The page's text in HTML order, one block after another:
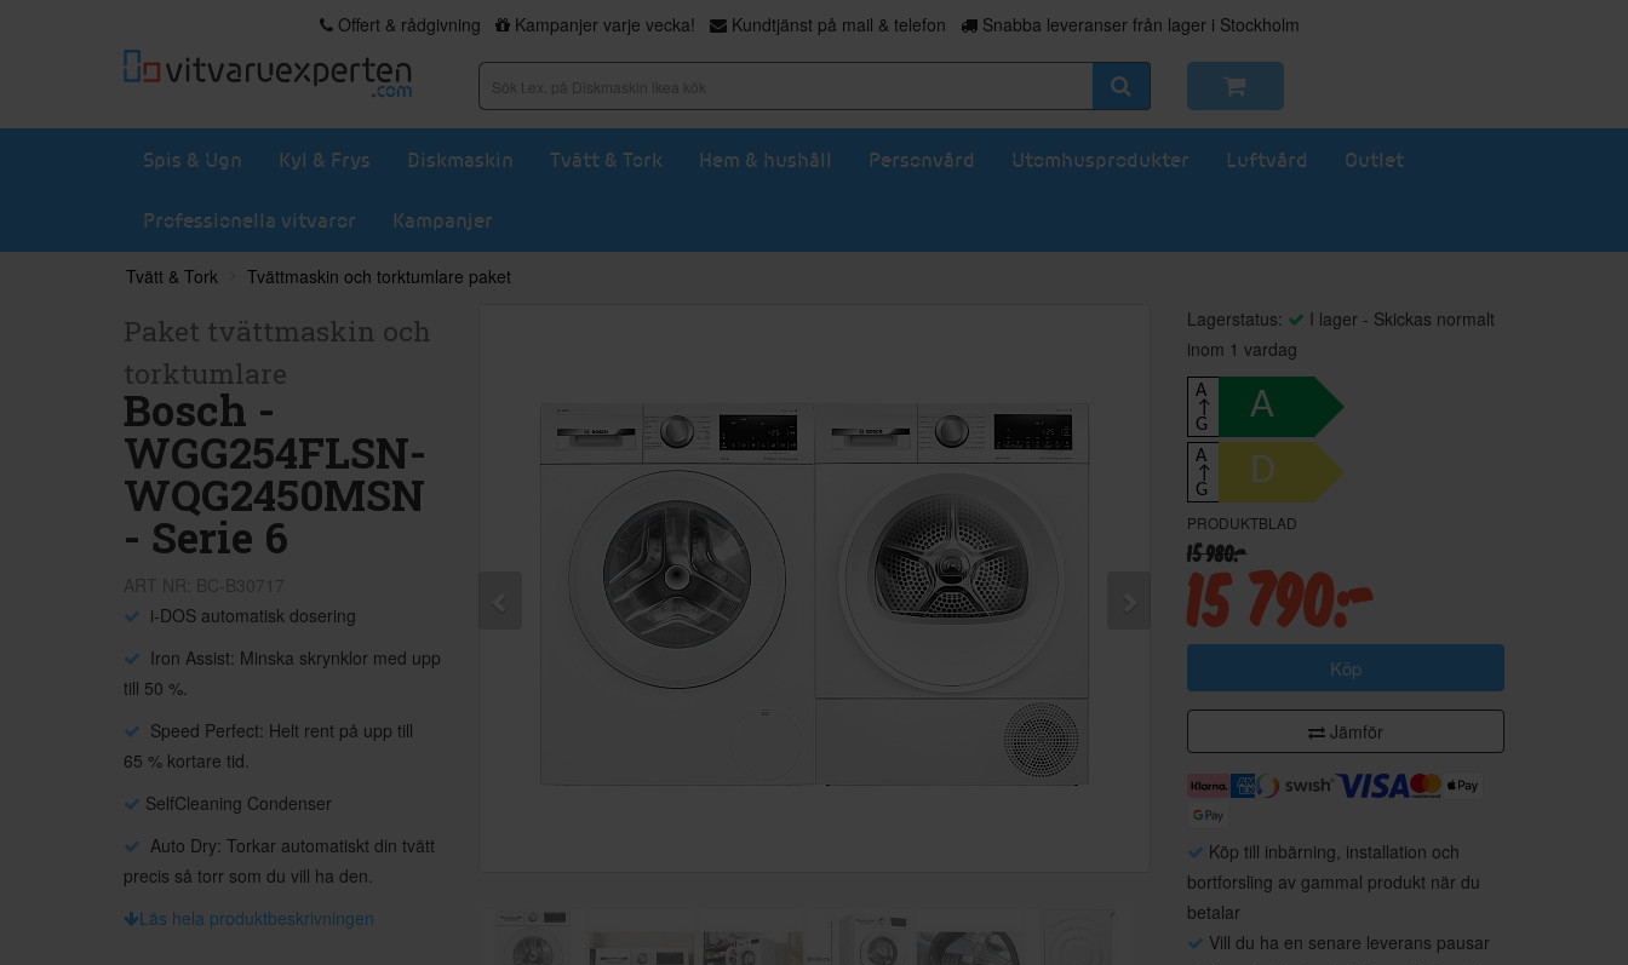
Offert & rådgivning Kampanjer varje vecka! Kundtjänst på mail & telefon Snabba leveranser från lager i Stockholm
Spis & Ugn Kyl & Frys Diskmaskin Tvätt & Tork Hem & hushåll Personvård Utomhusprodukter Luftvård Outlet
Professionella vitvaror Kampanjer
Tvätt & Tork Tvättmaskin och torktumlare paket
Paket tvättmaskin och
torktumlare
Bosch -
WGG254FLSN-
WQG2450MSN
- Serie 6
i-DOS automatisk dosering
Iron Assist: Minska skrynklor med upp
till 50 %.
Speed Perfect: Helt rent på upp till
65 % kortare tid.
SelfCleaning Condenser
Auto Dry: Torkar automatiskt din tvätt
precis så torr som du vill ha den.
Läs hela produktbeskrivningen
Lagerstatus:
I lager - Skickas normalt
inom 1 vardag
A
↑
G
A
A
↑
G
D
PRODUKTBLAD
15 980:-
15 790:-
Köp
Jämför
Köp till inbärning, installation och
bortforsling av gammal produkt när du
betalar
Vill du ha en senare leverans pausar